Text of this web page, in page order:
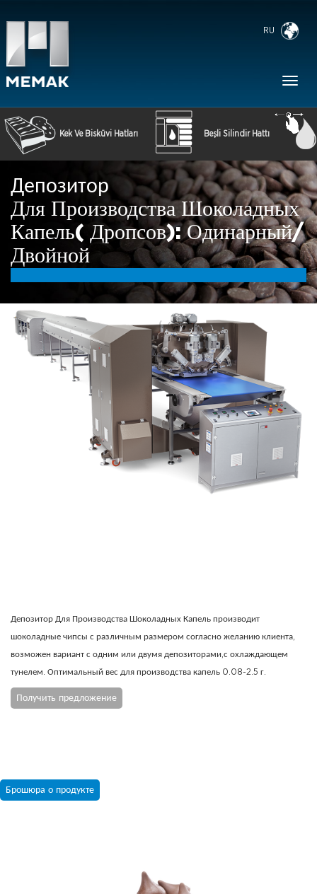
RU
Kek Ve Bisküvi Hatları Beşli Silindir Hattı
Депозитор
Для Производства Шоколадных
Капель( Дропсов): Одинарный/
Двойной
Депозитор Для Производства Шоколадных Капель производит
шоколадные чипсы с различным размером согласно желанию клиента,
возможен вариант с одним или двумя депозиторами,с охлаждающем
тунелем. Оптимальный вес для производства капель 0.08-2.5 г.
Получить предложение
Брошюра о продукте